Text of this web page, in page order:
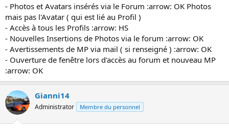
- Photos et Avatars insérés via le Forum :arrow: OK Photos
mais pas l'Avatar ( qui est lié au Profil )
- Accès à tous les Profils :arrow: HS
- Nouvelles Insertions de Photos via le forum :arrow: OK
- Avertissements de MP via mail ( si renseigné ) :arrow: OK
- Ouverture de fenêtre lors d'accès au forum et nouveau MP
:arrow: OK
Gianni14
Administrator Membre du personnel